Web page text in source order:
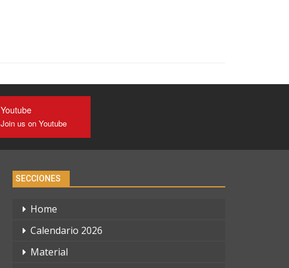
Youtube
Join us on Youtube
SECCIONES
Home
Calendario 2026
Material